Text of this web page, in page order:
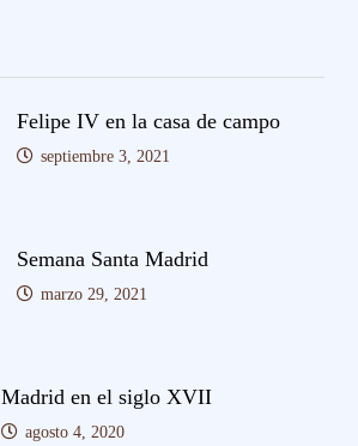
Felipe IV en la casa de campo
septiembre 3, 2021
Semana Santa Madrid
marzo 29, 2021
Madrid en el siglo XVII
agosto 4, 2020